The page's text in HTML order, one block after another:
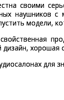
своими
наушников
модели,
для